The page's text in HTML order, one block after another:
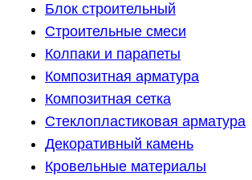
Блок строительный
Строительные смеси
Колпаки и парапеты
Композитная арматура
Композитная сетка
Стеклопластиковая арматура
Декоративный камень
Кровельные материалы